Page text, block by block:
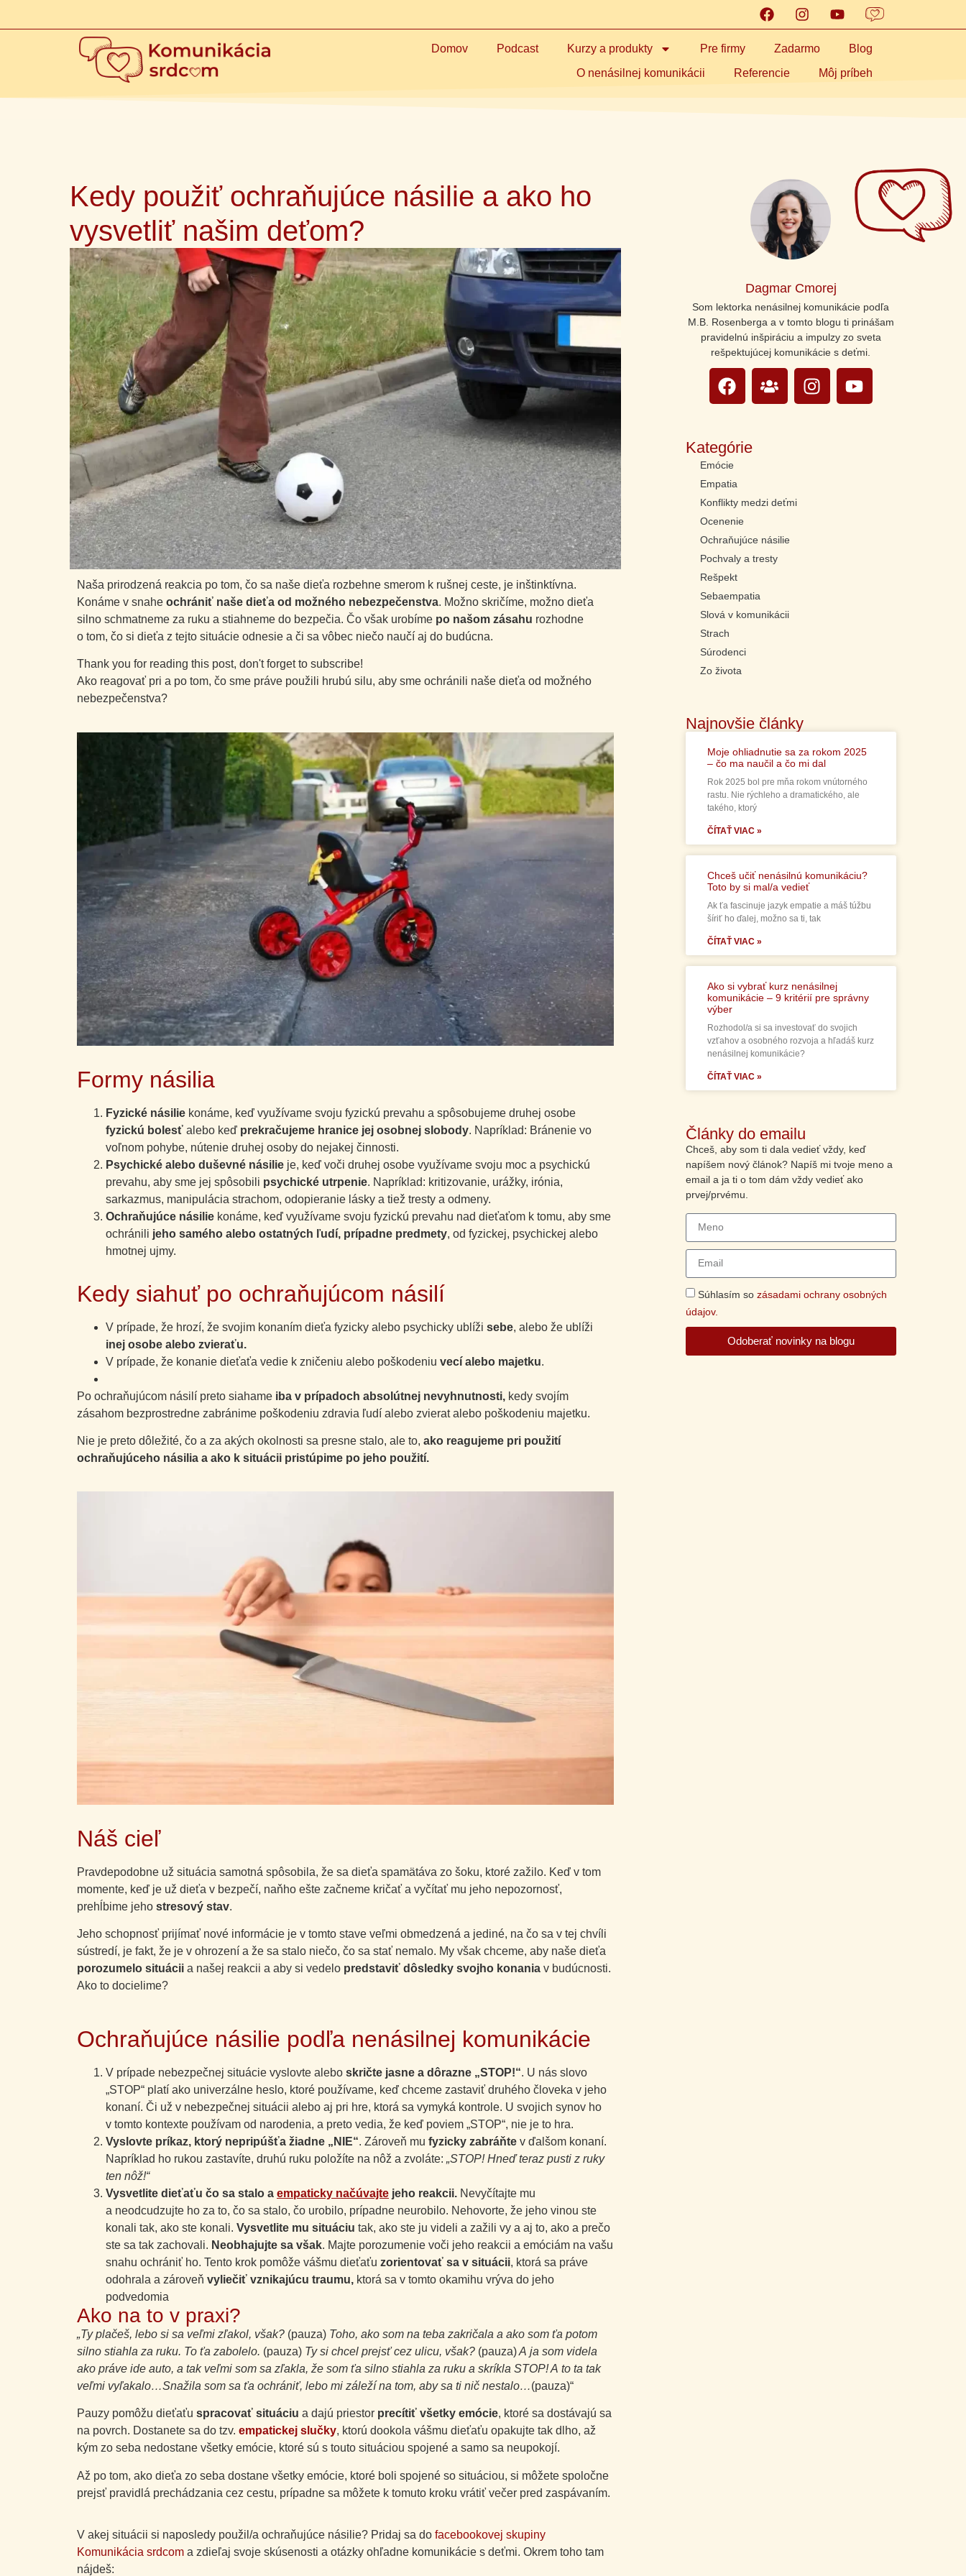
Domov Podcast Kurzy a produkty Pre firmy Zadarmo
Blog
O nenásilnej komunikácii
Referencie Môj príbeh
Kedy použiť ochraňujúce násilie a ako ho
vysvetliť našim deťom?
Naša prirodzená reakcia po tom, čo sa naše dieťa rozbehne smerom k rušnej ceste, je inštinktívna.
Konáme v snahe ochrániť naše dieťa od možného nebezpečenstva. Možno skričíme, možno dieťa
silno schmatneme za ruku a stiahneme do bezpečia. Čo však urobíme po našom zásahu rozhodne
o tom, čo si dieťa z tejto situácie odnesie a či sa vôbec niečo naučí aj do budúcna.
Thank you for reading this post, don't forget to subscribe!
Ako reagovať pri a po tom, čo sme práve použili hrubú silu, aby sme ochránili naše dieťa od možného
nebezpečenstva?
Formy násilia
Fyzické násilie konáme, keď využívame svoju fyzickú prevahu a spôsobujeme druhej osobe
fyzickú bolesť alebo keď prekračujeme hranice jej osobnej slobody. Napríklad: Bránenie vo
voľnom pohybe, nútenie druhej osoby do nejakej činnosti.
Psychické alebo duševné násilie je, keď voči druhej osobe využívame svoju moc a psychickú
prevahu, aby sme jej spôsobili psychické utrpenie. Napríklad: kritizovanie, urážky, irónia,
sarkazmus, manipulácia strachom, odopieranie lásky a tiež tresty a odmeny.
Ochraňujúce násilie konáme, keď využívame svoju fyzickú prevahu nad dieťaťom k tomu, aby sme
ochránili jeho samého alebo ostatných ľudí, prípadne predmety, od fyzickej, psychickej alebo
hmotnej ujmy.
Kedy siahuť po ochraňujúcom násilí
V prípade, že hrozí, že svojim konaním dieťa fyzicky alebo psychicky ublíži sebe, alebo že ublíži
inej osobe alebo zvieraťu.
V prípade, že konanie dieťaťa vedie k zničeniu alebo poškodeniu vecí alebo majetku.
Po ochraňujúcom násilí preto siahame iba v prípadoch absolútnej nevyhnutnosti, kedy svojím
zásahom bezprostredne zabránime poškodeniu zdravia ľudí alebo zvierat alebo poškodeniu majetku.
Nie je preto dôležité, čo a za akých okolnosti sa presne stalo, ale to, ako reagujeme pri použití
ochraňujúceho násilia a ako k situácii pristúpime po jeho použití.
Náš cieľ
Pravdepodobne už situácia samotná spôsobila, že sa dieťa spamätáva zo šoku, ktoré zažilo. Keď v tom
momente, keď je už dieťa v bezpečí, naňho ešte začneme kričať a vyčítať mu jeho nepozornosť,
prehĺbime jeho stresový stav.
Jeho schopnosť prijímať nové informácie je v tomto stave veľmi obmedzená a jediné, na čo sa v tej chvíli
sústredí, je fakt, že je v ohrození a že sa stalo niečo, čo sa stať nemalo. My však chceme, aby naše dieťa
porozumelo situácii a našej reakcii a aby si vedelo predstaviť dôsledky svojho konania v budúcnosti.
Ako to docielime?
Ochraňujúce násilie podľa nenásilnej komunikácie
V prípade nebezpečnej situácie vyslovte alebo skričte jasne a dôrazne „STOP!“. U nás slovo
„STOP“ platí ako univerzálne heslo, ktoré používame, keď chceme zastaviť druhého človeka v jeho
konaní. Či už v nebezpečnej situácii alebo aj pri hre, ktorá sa vymyká kontrole. U svojich synov ho
v tomto kontexte používam od narodenia, a preto vedia, že keď poviem „STOP“, nie je to hra.
Vyslovte príkaz, ktorý nepripúšťa žiadne „NIE“. Zároveň mu fyzicky zabráňte v ďalšom konaní.
Napríklad ho rukou zastavíte, druhú ruku položíte na nôž a zvoláte: „STOP! Hneď teraz pusti z ruky
ten nôž!“
Vysvetlite dieťaťu čo sa stalo a empaticky načúvajte jeho reakcii. Nevyčítajte mu
a neodcudzujte ho za to, čo sa stalo, čo urobilo, prípadne neurobilo. Nehovorte, že jeho vinou ste
konali tak, ako ste konali. Vysvetlite mu situáciu tak, ako ste ju videli a zažili vy a aj to, ako a prečo
ste sa tak zachovali. Neobhajujte sa však. Majte porozumenie voči jeho reakcii a emóciám na vašu
snahu ochrániť ho. Tento krok pomôže vášmu dieťaťu zorientovať sa v situácii, ktorá sa práve
odohrala a zároveň vyliečiť vznikajúcu traumu, ktorá sa v tomto okamihu vrýva do jeho
podvedomia
Ako na to v praxi?
„Ty plačeš, lebo si sa veľmi zľakol, však? (pauza) Toho, ako som na teba zakričala a ako som ťa potom
silno stiahla za ruku. To ťa zabolelo. (pauza) Ty si chcel prejsť cez ulicu, však? (pauza)A ja som videla
ako práve ide auto, a tak veľmi som sa zľakla, že som ťa silno stiahla za ruku a skríkla STOP! A to ta tak
veľmi vyľakalo…Snažila som sa ťa ochrániť, lebo mi záleží na tom, aby sa ti nič nestalo…(pauza)“
Pauzy pomôžu dieťaťu spracovať situáciu a dajú priestor precítiť všetky emócie, ktoré sa dostávajú sa
na povrch. Dostanete sa do tzv. empatickej slučky, ktorú dookola vášmu dieťaťu opakujte tak dlho, až
kým zo seba nedostane všetky emócie, ktoré sú s touto situáciou spojené a samo sa neupokojí.
Až po tom, ako dieťa zo seba dostane všetky emócie, ktoré boli spojené so situáciou, si môžete spoločne
prejsť pravidlá prechádzania cez cestu, prípadne sa môžete k tomuto kroku vrátiť večer pred zaspávaním.
V akej situácii si naposledy použil/a ochraňujúce násilie? Pridaj sa do facebookovej skupiny
Komunikácia srdcom a zdieľaj svoje skúsenosti a otázky ohľadne komunikácie s deťmi. Okrem toho tam
nájdeš:
Dagmar Cmorej
Som lektorka nenásilnej komunikácie podľa
M.B. Rosenberga a v tomto blogu ti prinášam
pravidelnú inšpiráciu a impulzy zo sveta
rešpektujúcej komunikácie s deťmi.
Kategórie
Emócie
Empatia
Konflikty medzi deťmi
Ocenenie
Ochraňujúce násilie
Pochvaly a tresty
Rešpekt
Sebaempatia
Slová v komunikácii
Strach
Súrodenci
Zo života
Najnovšie články
Moje ohliadnutie sa za rokom 2025
– čo ma naučil a čo mi dal
Rok 2025 bol pre mňa rokom vnútorného
rastu. Nie rýchleho a dramatického, ale
takého, ktorý
ČÍTAŤ VIAC »
Chceš učiť nenásilnú komunikáciu?
Toto by si mal/a vedieť
Ak ťa fascinuje jazyk empatie a máš túžbu
šíriť ho ďalej, možno sa ti, tak
ČÍTAŤ VIAC »
Ako si vybrať kurz nenásilnej
komunikácie – 9 kritérií pre správny
výber
Rozhodol/a si sa investovať do svojich
vzťahov a osobného rozvoja a hľadáš kurz
nenásilnej komunikácie?
ČÍTAŤ VIAC »
Články do emailu
Chceš, aby som ti dala vedieť vždy, keď
napíšem nový článok? Napíš mi tvoje meno a
email a ja ti o tom dám vždy vedieť ako
prvej/prvému.
Súhlasím so zásadami ochrany osobných
údajov.
Odoberať novinky na blogu